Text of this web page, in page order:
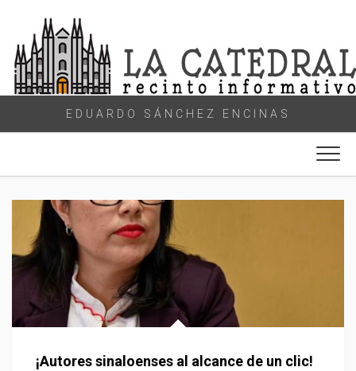
content
EDUARDO SÁNCHEZ ENCINAS
¡Autores sinaloenses al alcance de un clic!